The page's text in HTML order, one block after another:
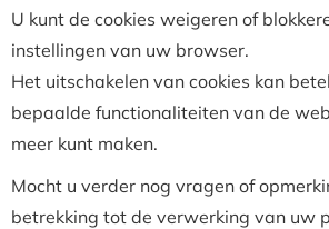
U kunt de cookies weigeren of
instellingen van uw browser.
Het uitschakelen van cookies kan
bepaalde functionaliteiten van de
meer kunt maken.
Mocht u verder nog vragen of
betrekking tot de verwerking van uw